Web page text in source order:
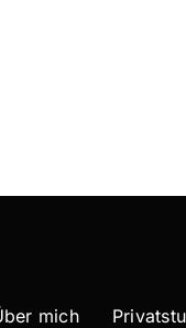
mich